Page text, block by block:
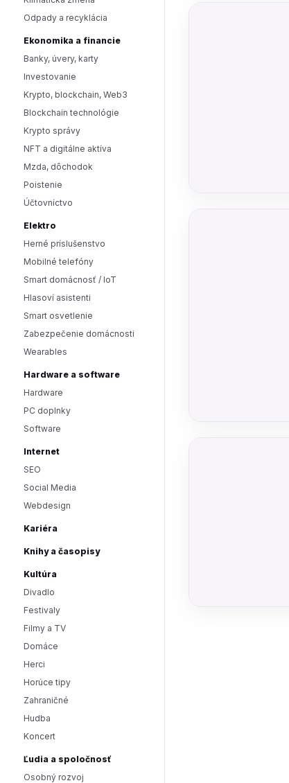
Odpady a recyklácia
Ekonomika a financie
Banky, úvery, karty
Investovanie
Krypto, blockchain, Web3
Blockchain technológie
Krypto správy
NFT a digitálne aktíva
Mzda, dôchodok
Poistenie
Účtovníctvo
Elektro
Herné príslušenstvo
Mobilné telefóny
Smart domácnosť / IoT
Hlasoví asistenti
Smart osvetlenie
Zabezpečenie domácnosti
Wearables
Hardware a software
Hardware
PC doplnky
Software
Internet
SEO
Social Media
Webdesign
Kariéra
Knihy a časopisy
Kultúra
Divadlo
Festivaly
Filmy a TV
Domáce
Herci
Horúce tipy
Zahraničné
Hudba
Koncert
Ľudia a spoločnosť
Osobný rozvoj